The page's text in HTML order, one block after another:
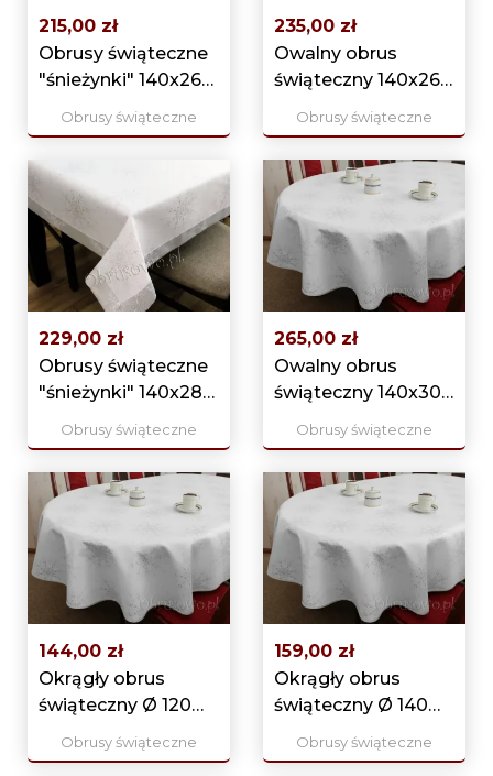
215,00 zł
Obrusy świąteczne
"śnieżynki" 140x260
srebrny
Obrusy świąteczne
235,00 zł
Owalny obrus
świąteczny 140x260
srebrny
Obrusy świąteczne
229,00 zł
Obrusy świąteczne
"śnieżynki" 140x280
srebrny
Obrusy świąteczne
265,00 zł
Owalny obrus
świąteczny 140x300
srebrny
Obrusy świąteczne
144,00 zł
Okrągły obrus
świąteczny Ø 120
srebrny
Obrusy świąteczne
159,00 zł
Okrągły obrus
świąteczny Ø 140
srebrny
Obrusy świąteczne